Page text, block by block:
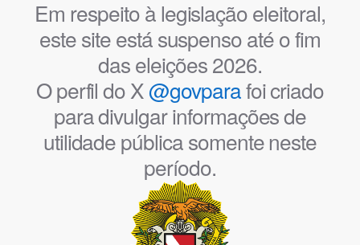
Em respeito à legislação eleitoral,
este site está suspenso até o fim
das eleições 2026.
O perfil do X@govparafoi criado
para divulgar informações de
utilidade pública somente neste
período.